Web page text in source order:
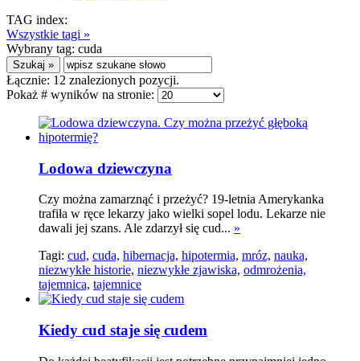
TAG index:
Wszystkie tagi »
Wybrany tag: cuda
Łącznie: 12 znalezionych pozycji.
Pokaż # wyników na stronie:
Lodowa dziewczyna
Czy można zamarznąć i przeżyć? 19-letnia Amerykanka
trafiła w ręce lekarzy jako wielki sopel lodu. Lekarze nie
dawali jej szans. Ale zdarzył się cud... »
Tagi: cud, cuda, hibernacja, hipotermia, mróz, nauka,
niezwykłe historie, niezwykłe zjawiska, odmrożenia,
tajemnica, tajemnice
Kiedy cud staje się cudem